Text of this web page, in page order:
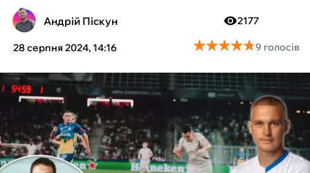
ТЕНІС
КІБЕРСПОРТ
ЧС-2026
ФУТЗАЛ
ІНШІ
Андрій Піскун
28 серпня 2024, 14:16
2177
★★★★★
★★★★★9 голосів